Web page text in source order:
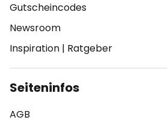
Gutscheincodes
Newsroom
Inspiration | Ratgeber
Seiteninfos
AGB